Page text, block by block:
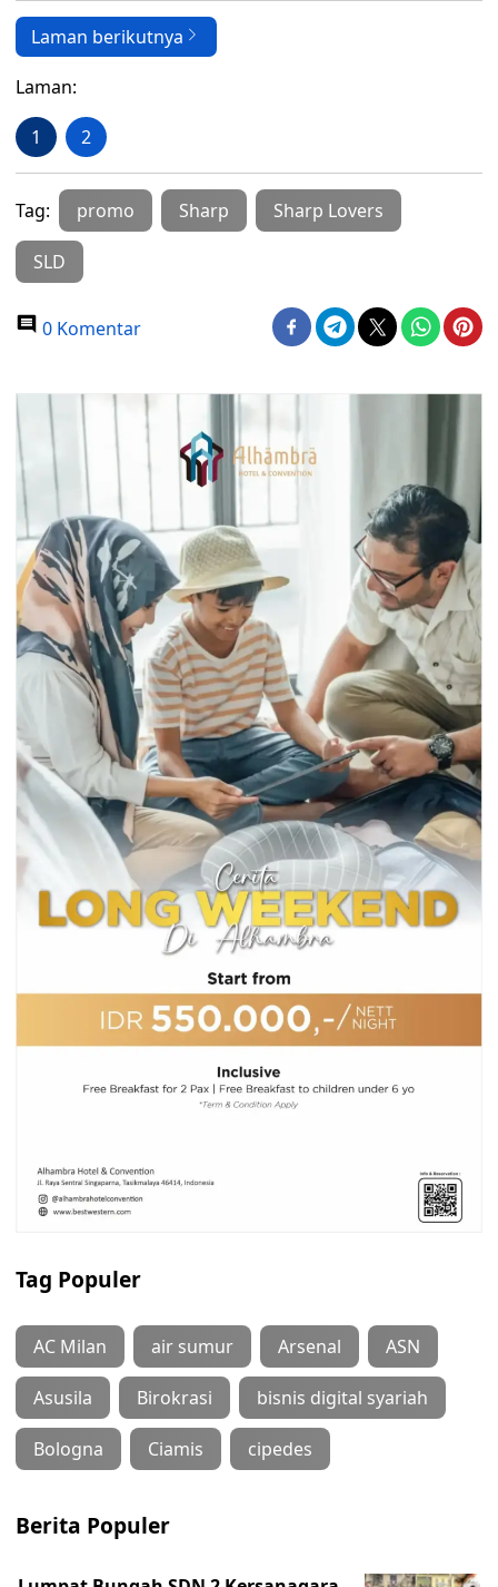
Laman berikutnya
Laman:
1 2
Tag: promo Sharp Sharp Lovers
SLD
0 Komentar
Tag Populer
AC Milan air sumur Arsenal ASN
Asusila Birokrasi bisnis digital syariah
Bologna Ciamis cipedes
Berita Populer